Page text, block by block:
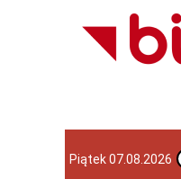
Piątek 07.08.2026